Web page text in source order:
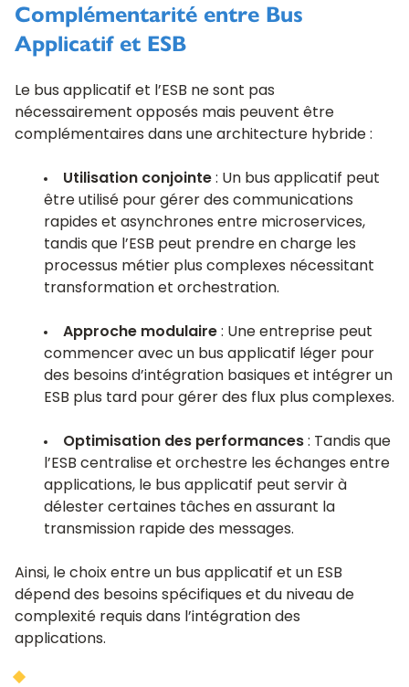
Complémentarité entre Bus
Applicatif et ESB
Le bus applicatif et l’ESB ne sont pas
nécessairement opposés mais peuvent être
complémentaires dans une architecture hybride :
Utilisation conjointe : Un bus applicatif peut
être utilisé pour gérer des communications
rapides et asynchrones entre microservices,
tandis que l’ESB peut prendre en charge les
processus métier plus complexes nécessitant
transformation et orchestration.
Approche modulaire : Une entreprise peut
commencer avec un bus applicatif léger pour
des besoins d’intégration basiques et intégrer un
ESB plus tard pour gérer des flux plus complexes.
Optimisation des performances : Tandis que
l’ESB centralise et orchestre les échanges entre
applications, le bus applicatif peut servir à
délester certaines tâches en assurant la
transmission rapide des messages.
Ainsi, le choix entre un bus applicatif et un ESB
dépend des besoins spécifiques et du niveau de
complexité requis dans l’intégration des
applications.